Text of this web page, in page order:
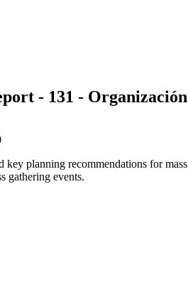
- 131 -
key planning recommendations for
gathering events.